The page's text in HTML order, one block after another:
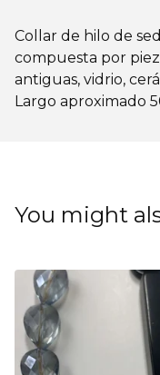
Collar de hilo de
compuesta por
antiguas, vidrio,
Largo aproximado
You might